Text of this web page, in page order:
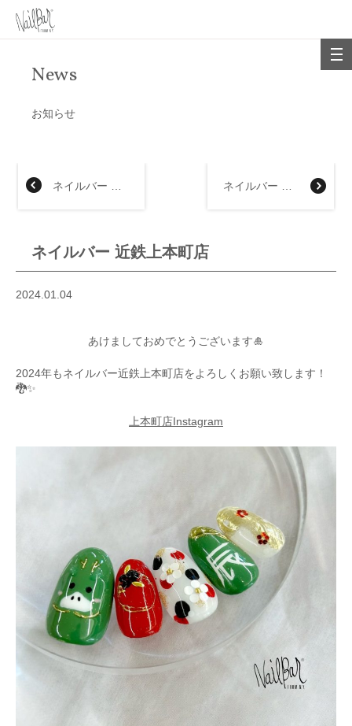
News
お知らせ
ネイルバー 近鉄上本町店
2024.01.04
あけましておめでとうございます🎍
2024年もネイルバー近鉄上本町店をよろしくお願い致します！
🐉✨
上本町店Instagram